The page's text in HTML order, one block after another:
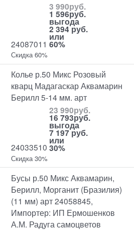
24087011
3 990руб.
1 596руб.
выгода
2 394 руб.
или
60%
Скидка 60%
Колье р.50 Микс Розовый
кварц Мадагаскар Аквамарин
Берилл 5-14 мм. арт
24033510
23 990руб.
16 793руб.
выгода
7 197 руб.
или
30%
Скидка 30%
Бусы р.50 Микс Аквамарин,
Берилл, Морганит (Бразилия)
(11 мм) арт 24058845,
Импортер: ИП Ермошенков
А.М. Радуга самоцветов